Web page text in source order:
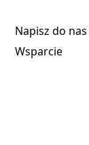
Napisz do nas
Wsparcie